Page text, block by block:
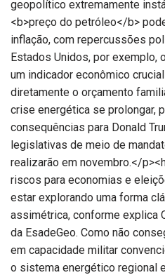
geopolítico extremamente
<b>preço do petróleo</b>
inflação, com repercussões
Estados Unidos, por
um indicador econômico
diretamente o orçamento
crise energética se prolongar,
consequências para Donald
legislativas de meio de
realizarão em novembro.</
riscos para economias e
estar explorando uma forma
assimétrica, conforme explica
da EsadeGeo. Como não
em capacidade militar
o sistema energético regional